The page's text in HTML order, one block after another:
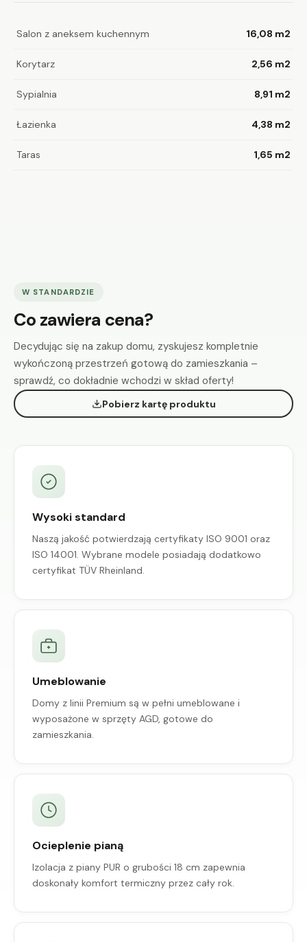
Salon z aneksem kuchennym 16,08 m2
Korytarz 2,56 m2
Sypialnia 8,91 m2
Łazienka 4,38 m2
Taras 1,65 m2
W STANDARDZIE
Co zawiera cena?
Decydując się na zakup domu, zyskujesz kompletnie
wykończoną przestrzeń gotową do zamieszkania –
sprawdź, co dokładnie wchodzi w skład oferty!
Pobierz kartę produktu
Wysoki standard
Naszą jakość potwierdzają certyfikaty ISO 9001 oraz
ISO 14001. Wybrane modele posiadają dodatkowo
certyfikat TÜV Rheinland.
Umeblowanie
Domy z linii Premium są w pełni umeblowane i
wyposażone w sprzęty AGD, gotowe do
zamieszkania.
Ocieplenie pianą
Izolacja z piany PUR o grubości 18 cm zapewnia
doskonały komfort termiczny przez cały rok.